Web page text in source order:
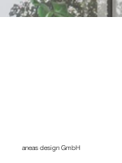
aneas design GmbH